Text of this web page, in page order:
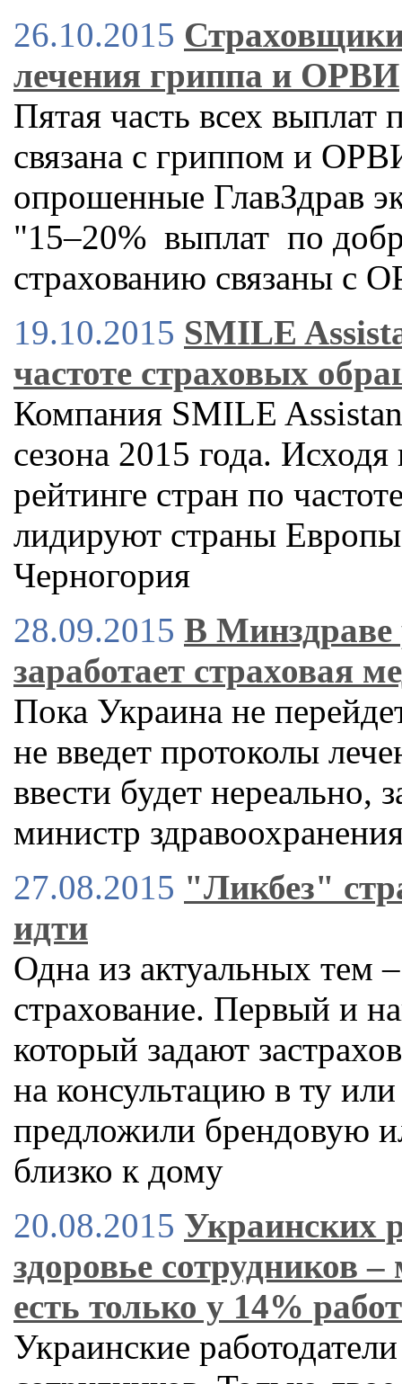
26.10.2015
лечения гриппа и ОРВИ
Пятая часть всех
связана с гриппом и
опрошенные ГлавЗдрав
"15–20% выплат по
страхованию связаны с
19.10.2015 SMILE
частоте страховых
Компания SMILE
сезона 2015 года. Исходя
рейтинге стран по
лидируют страны
Черногория
28.09.2015 В Минздраве
заработает страховая
Пока Украина не
не введет протоколы
ввести будет нереально,
министр
27.08.2015 "Ликбез"
идти
Одна из актуальных тем
страхование. Первый и
который задают
на консультацию в ту
предложили брендовую
близко к дому
20.08.2015 Украинских
здоровье сотрудников
есть только у 14%
Украинские